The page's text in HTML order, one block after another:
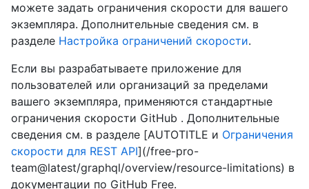
можете задать ограничения скорости для вашего
экземпляра. Дополнительные сведения см. в
разделе Настройка ограничений скорости.
Если вы разрабатываете приложение для
пользователей или организаций за пределами
вашего экземпляра, применяются стандартные
ограничения скорости GitHub . Дополнительные
сведения см. в разделе [AUTOTITLE и Ограничения
скорости для REST API](/free-pro-
team@latest/graphql/overview/resource-limitations) в
документации по GitHub Free.